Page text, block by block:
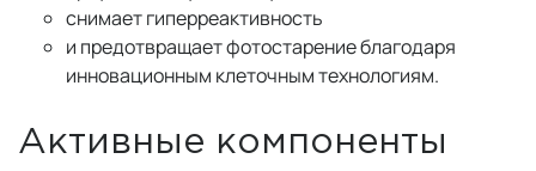
снимает гиперреактивность
и предотвращает фотостарение благодаря
инновационным клеточным технологиям.
Активные компоненты